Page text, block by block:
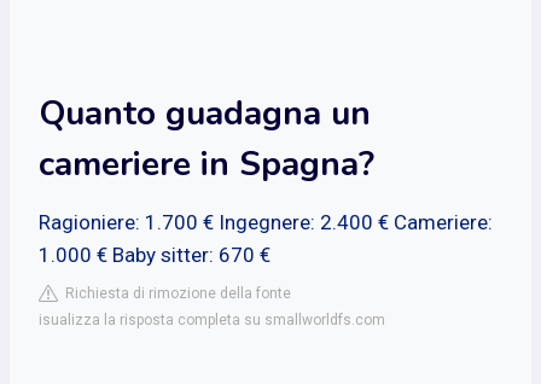
Quanto guadagna un
cameriere in Spagna?
Ragioniere: 1.700 € Ingegnere: 2.400 € Cameriere:
1.000 € Baby sitter: 670 €
Richiesta di rimozione della fonte
isualizza la risposta completa su smallworldfs.com